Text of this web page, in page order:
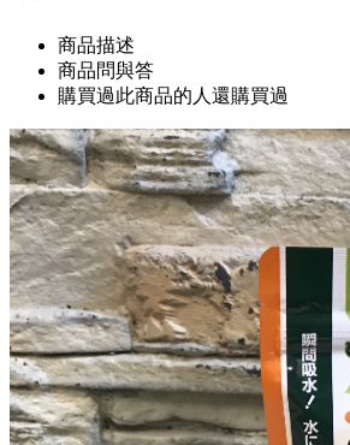
商品描述
商品問與答
購買過此商品的人還購買過